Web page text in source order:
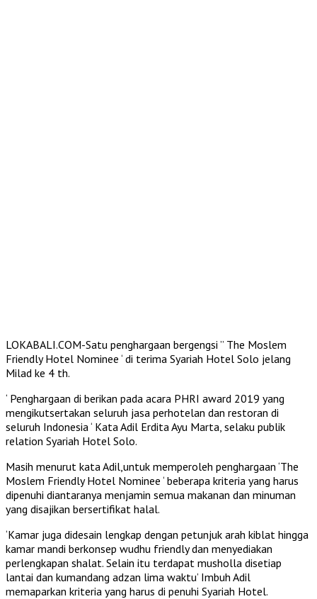
LOKABALI.COM-Satu penghargaan bergengsi ” The Moslem
Friendly Hotel Nominee ‘ di terima Syariah Hotel Solo jelang
Milad ke 4 th.
‘ Penghargaan di berikan pada acara PHRI award 2019 yang
mengikutsertakan seluruh jasa perhotelan dan restoran di
seluruh Indonesia ‘ Kata Adil Erdita Ayu Marta, selaku publik
relation Syariah Hotel Solo.
Masih menurut kata Adil,untuk memperoleh penghargaan ‘The
Moslem Friendly Hotel Nominee ‘ beberapa kriteria yang harus
dipenuhi diantaranya menjamin semua makanan dan minuman
yang disajikan bersertifikat halal.
‘Kamar juga didesain lengkap dengan petunjuk arah kiblat hingga
kamar mandi berkonsep wudhu friendly dan menyediakan
perlengkapan shalat. Selain itu terdapat musholla disetiap
lantai dan kumandang adzan lima waktu’ Imbuh Adil
memaparkan kriteria yang harus di penuhi Syariah Hotel.